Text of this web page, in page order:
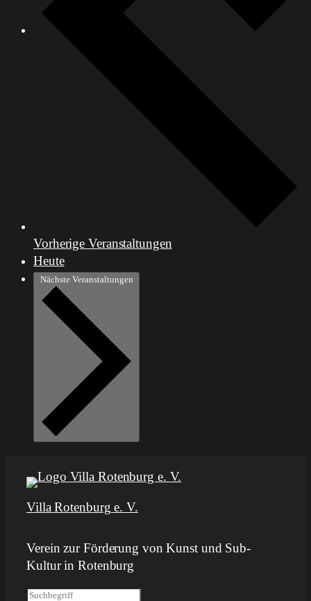
VorherigeVeranstaltungen
Heute
Nächste Veranstaltungen
Villa Rotenburg e. V.
Verein zur Förderung von Kunst und Sub-
Kultur in Rotenburg
S